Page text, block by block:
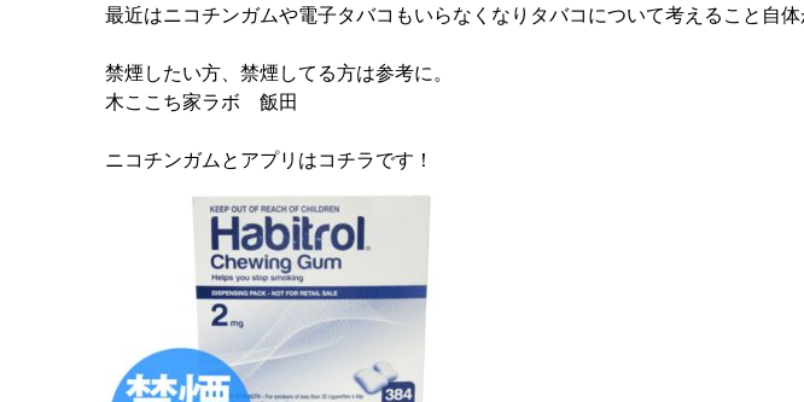
最近はニコチンガムや電子タバコもいらなくなりタバコについて考えること自体
禁煙したい方、禁煙してる方は参考に。
木ここち家ラボ　飯田
ニコチンガムとアプリはコチラです！